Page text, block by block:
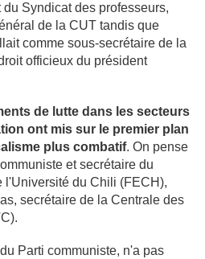
Syndicat des professeurs,
de la CUT tandis que
comme sous-secrétaire de la
officieux du président
de lutte dans les secteurs
ont mis sur le premier plan
plus combatif. On pense
et secrétaire du
l'Université du Chili (FECH),
secrétaire de la Centrale des
Parti communiste, n'a pas